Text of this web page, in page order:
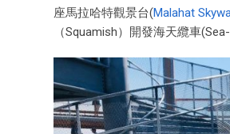
座馬拉哈特觀景台(Malahat
（Squamish）開發海天纜車